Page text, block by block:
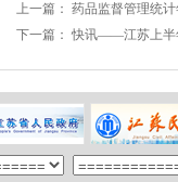
上一篇： 药品监督管理统
下一篇：快讯——江苏上半